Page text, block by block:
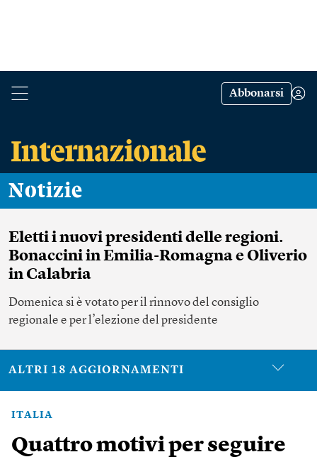
Abbonarsi
Notizie
Eletti i nuovi presidenti delle regioni.
Bonaccini in Emilia-Romagna e Oliverio
in Calabria
Domenica si è votato per il rinnovo del consiglio
regionale e per l’elezione del presidente
ALTRI 18 AGGIORNAMENTI
ITALIA
Quattro motivi per seguire